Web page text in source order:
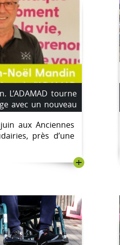
L’ADAMAD tourne
avec un nouveau
aux Anciennes
près d’une
+